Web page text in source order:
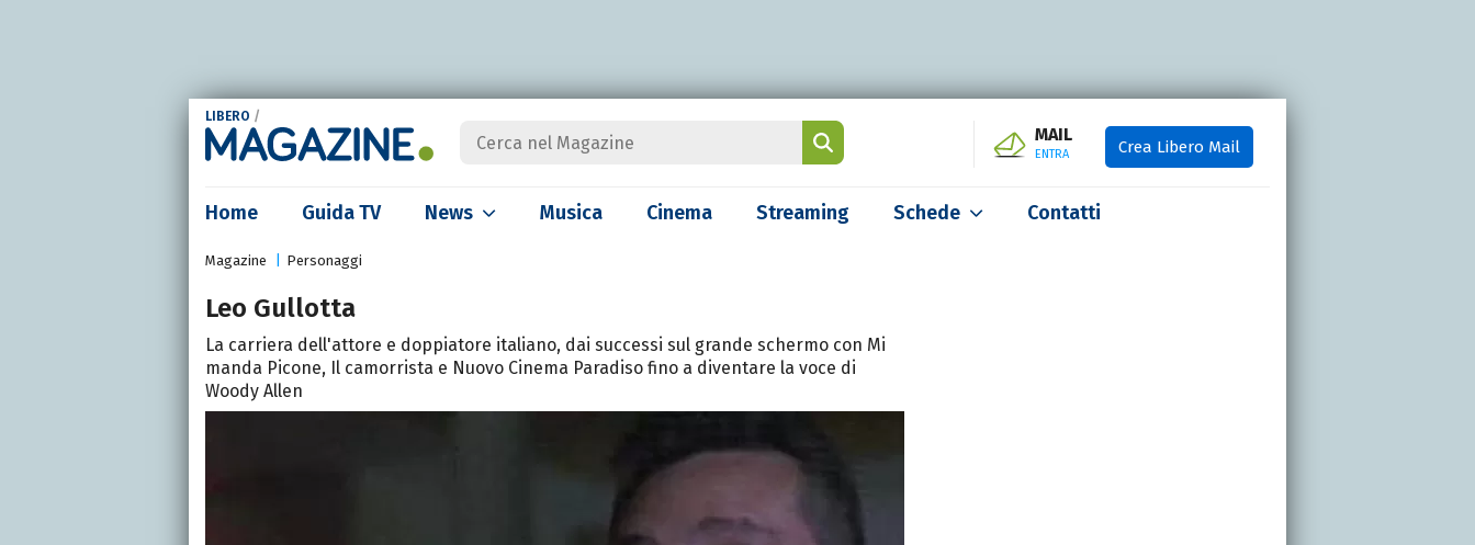
LIBERO /
MAIL
ENTRA Crea Libero Mail
Home Guida TV News Musica Cinema Streaming Schede Contatti
Magazine Personaggi
Leo Gullotta
La carriera dell'attore e doppiatore italiano, dai successi sul grande schermo con Mi
manda Picone, Il camorrista e Nuovo Cinema Paradiso fino a diventare la voce di
Woody Allen